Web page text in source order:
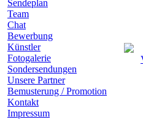
Sendeplan
Team
Chat
Bewerbung
Künstler
Fotogalerie
Sondersendungen
Unsere Partner
Bemusterung / Promotion
Kontakt
Impressum